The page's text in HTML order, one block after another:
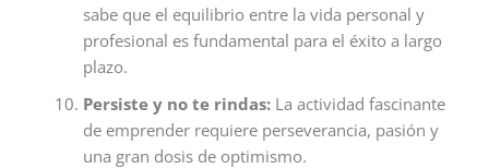
sabe que el equilibrio entre la vida personal y
profesional es fundamental para el éxito a largo
plazo.
Persiste y no te rindas: La actividad fascinante
de emprender requiere perseverancia, pasión y
una gran dosis de optimismo.